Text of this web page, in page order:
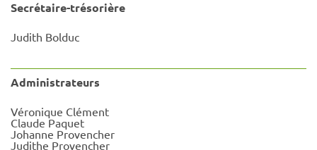
Secrétaire-trésorière
Judith Bolduc
Administrateurs
Véronique Clément
Claude Paquet
Johanne Provencher
Judithe Provencher